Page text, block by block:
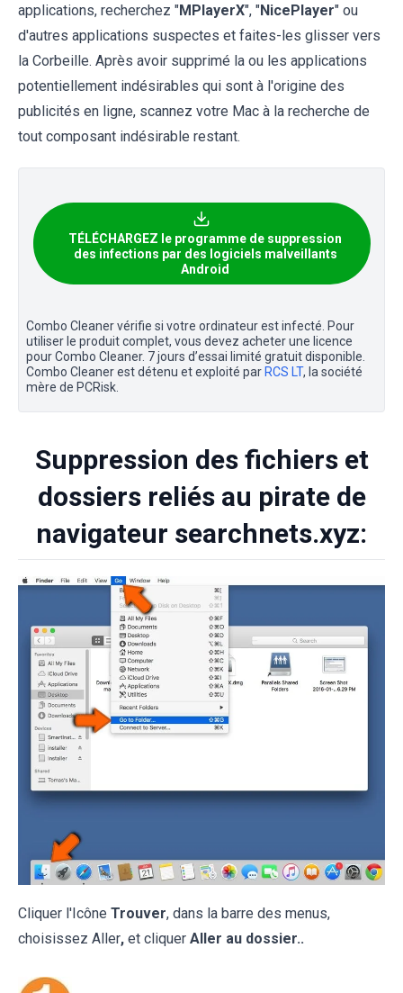
applications, recherchez "MPlayerX", "NicePlayer" ou
d'autres applications suspectes et faites-les glisser vers
la Corbeille. Après avoir supprimé la ou les applications
potentiellement indésirables qui sont à l'origine des
publicités en ligne, scannez votre Mac à la recherche de
tout composant indésirable restant.
TÉLÉCHARGEZ le programme de suppression
des infections par des logiciels malveillants
Android
Combo Cleaner vérifie si votre ordinateur est infecté. Pour
utiliser le produit complet, vous devez acheter une licence
pour Combo Cleaner. 7 jours d’essai limité gratuit disponible.
Combo Cleaner est détenu et exploité par RCS LT, la société
mère de PCRisk.
Suppression des fichiers et
dossiers reliés au pirate de
navigateur searchnets.xyz:
Cliquer l'Icône Trouver, dans la barre des menus,
choisissez Aller, et cliquer Aller au dossier..